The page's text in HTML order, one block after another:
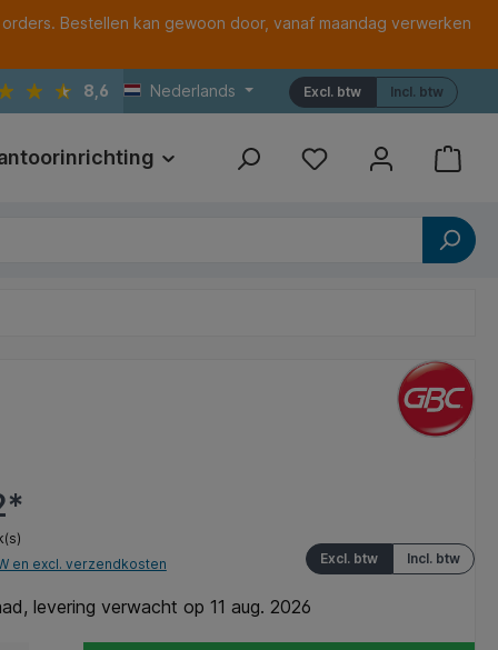
Bestellen kan gewoon door, vanaf maandag verwerken
8,6 Nederlands Incl. btw
Excl. btw
Print Referenties
Incl. btw
Excl. btw
en excl. verzendkosten
levering verwacht op 11 aug. 2026